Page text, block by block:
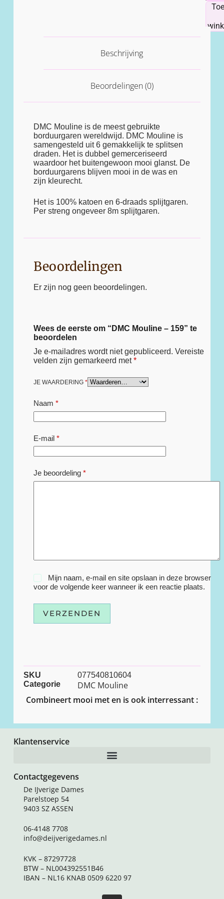
Beschrijving
Beoordelingen (0)
DMC Mouline is de meest gebruikte
borduurgaren wereldwijd. DMC Mouline is
samengesteld uit 6 gemakkelijk te splitsen
draden. Het is dubbel gemerceriseerd
waardoor het buitengewoon mooi glanst. De
borduurgarens blijven mooi in de was en
zijn kleurecht.
Het is 100% katoen en 6-draads splijtgaren.
Per streng ongeveer 8m splijtgaren.
Beoordelingen
Er zijn nog geen beoordelingen.
Wees de eerste om “DMC Mouline – 159” te
beoordelen
Je e-mailadres wordt niet gepubliceerd. Vereiste
velden zijn gemarkeerd met*
JE WAARDERING *
Naam *
E-mail*
Je beoordeling *
Mijn naam, e-mail en site opslaan in deze browser
voor de volgende keer wanneer ik een reactie plaats.
VERZENDEN
SKU
077540810604
Categorie
DMC Mouline
Combineert mooi met en is ook interressant :
Klantenservice
Contactgegevens
De IJverige Dames
Parelstoep 54
9403 SZ ASSEN
06-4148 7708
info@deijverigedames.nl
KVK – 87297728
BTW – NL004392551B46
IBAN – NL16 KNAB 0509 6220 97